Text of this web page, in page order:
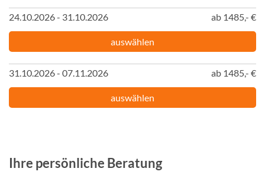
24.10.2026 - 31.10.2026 ab 1485,- €
auswählen
31.10.2026 - 07.11.2026 ab 1485,- €
auswählen
Ihre persönliche Beratung